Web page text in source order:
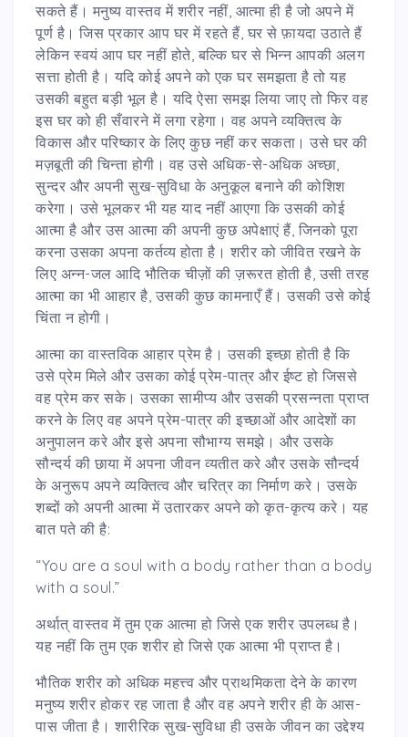
सकते हैं। मनुष्य वास्तव में शरीर नहीं, आत्मा ही है जो अपने में
पूर्ण है। जिस प्रकार आप घर में रहते हैं, घर से फ़ायदा उठाते हैं
लेकिन स्वयं आप घर नहीं होते, बल्कि घर से भिन्न आपकी अलग
सत्ता होती है। यदि कोई अपने को एक घर समझता है तो यह
उसकी बहुत बड़ी भूल है। यदि ऐसा समझ लिया जाए तो फिर वह
इस घर को ही सँवारने में लगा रहेगा। वह अपने व्यक्तित्व के
विकास और परिष्कार के लिए कुछ नहीं कर सकता। उसे घर की
मज़बूती की चिन्ता होगी। वह उसे अधिक-से-अधिक अच्छा,
सुन्दर और अपनी सुख-सुविधा के अनुकूल बनाने की कोशिश
करेगा। उसे भूलकर भी यह याद नहीं आएगा कि उसकी कोई
आत्मा है और उस आत्मा की अपनी कुछ अपेक्षाएं हैं, जिनको पूरा
करना उसका अपना कर्तव्य होता है। शरीर को जीवित रखने के
लिए अन्न-जल आदि भौतिक चीज़ों की ज़रूरत होती है, उसी तरह
आत्मा का भी आहार है, उसकी कुछ कामनाएँ हैं। उसकी उसे कोई
चिंता न होगी।
आत्मा का वास्तविक आहार प्रेम है। उसकी इच्छा होती है कि
उसे प्रेम मिले और उसका कोई प्रेम-पात्र और ईष्ट हो जिससे
वह प्रेम कर सके। उसका सामीप्य और उसकी प्रसन्नता प्राप्त
करने के लिए वह अपने प्रेम-पात्र की इच्छाओं और आदेशों का
अनुपालन करे और इसे अपना सौभाग्य समझे। और उसके
सौन्दर्य की छाया में अपना जीवन व्यतीत करे और उसके सौन्दर्य
के अनुरूप अपने व्यक्तित्व और चरित्र का निर्माण करे। उसके
शब्दों को अपनी आत्मा में उतारकर अपने को कृत-कृत्य करे। यह
बात पते की है:
“You are a soul with a body rather than a body
with a soul.”
अर्थात् वास्तव में तुम एक आत्मा हो जिसे एक शरीर उपलब्ध है।
यह नहीं कि तुम एक शरीर हो जिसे एक आत्मा भी प्राप्त है।
भौतिक शरीर को अधिक महत्त्व और प्राथमिकता देने के कारण
मनुष्य शरीर होकर रह जाता है और वह अपने शरीर ही के आस-
पास जीता है। शारीरिक सुख-सुविधा ही उसके जीवन का उद्देश्य